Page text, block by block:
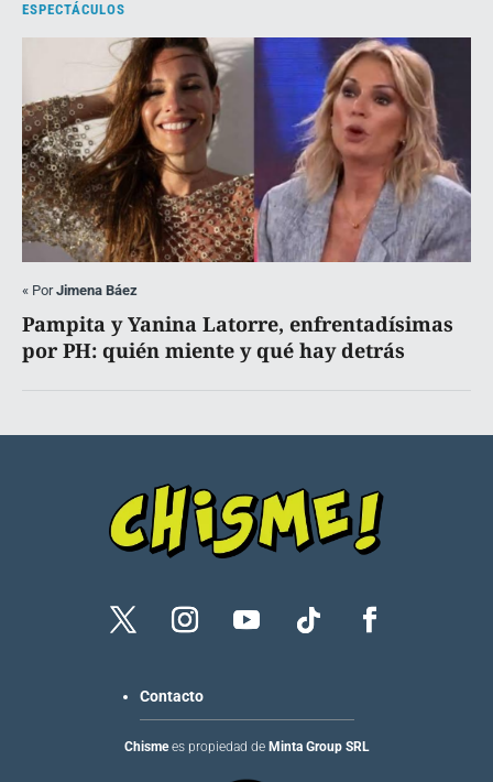
ESPECTÁCULOS
« PorJimena Báez
Pampita y Yanina Latorre, enfrentadísimas
por PH: quién miente y qué hay detrás
Contacto
Chismees propiedad de Minta Group SRL